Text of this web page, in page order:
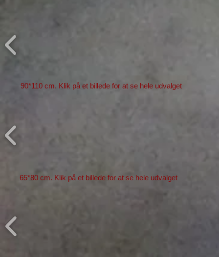
90*110 cm. Klik på et billede for at se hele udvalget
65*80 cm. Klik på et billede for at se hele udvalget